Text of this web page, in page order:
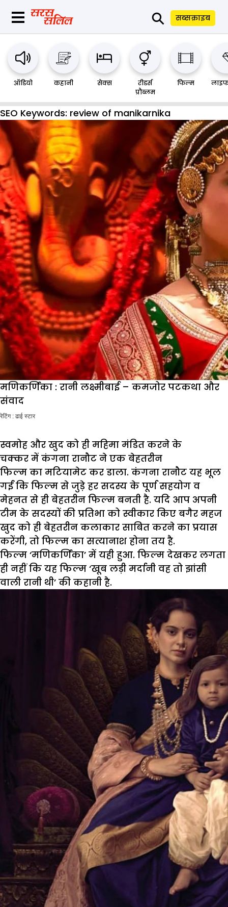
⚲ सब्सक्राइब
ऑडियो कहानी सेक्स
रीडर्स
प्रौब्लम
फिल्म
SEO Keywords: review of manikarnika
मणिकर्णिका : रानी लक्ष्मीबाई – कमजोर पटकथा और
संवाद
रेटिंग : ढाई स्टार
स्वमोह और खुद को ही महिमा मंडित करने के
चक्कर में कंगना रानौट ने एक बेहतरीन
फिल्म का मटियामेट कर डाला. कंगना रानौट यह भूल
गईं कि फिल्म से जुड़े हर सदस्य के पूर्ण सहयोग व
मेहनत से ही बेहतरीन फिल्म बनती है. यदि आप अपनी
टीम के सदस्यों की प्रतिभा को स्वीकार किए बगैर महज
खुद को ही बेहतरीन कलाकार साबित करने का प्रयास
करेंगी, तो फिल्म का सत्यानाश होना तय है.
फिल्म ‘मणिकर्णिका’ में यही हुआ. फिल्म देखकर लगता
ही नहीं कि यह फिल्म ‘खूब लड़ी मर्दानी वह तो झांसी
वाली रानी थी’ की कहानी है.